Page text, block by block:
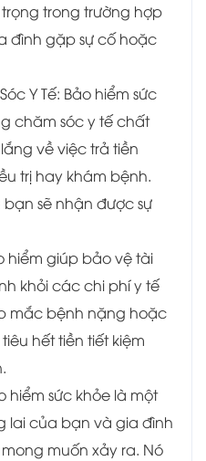
trong trường hợp
đình gặp sự cố hoặc
Y Tế: Bảo hiểm sức
chăm sóc y tế chất
về việc trả tiền
trị hay khám bệnh.
sẽ nhận được sự
hiểm giúp bảo vệ tài
khỏi các chi phí y tế
mắc bệnh nặng hoặc
hết tiền tiết kiệm
hiểm sức khỏe là một
lai của bạn và gia đình
muốn xảy ra. Nó